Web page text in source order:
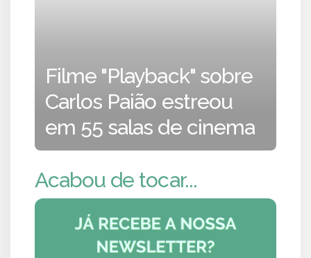
Filme "Playback" sobre
Carlos Paião estreou
em 55 salas de cinema
Acabou de tocar...